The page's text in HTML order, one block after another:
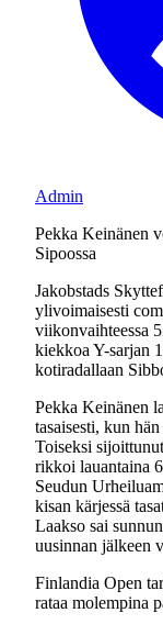
Admin
Pekka Keinänen
Sipoossa
Jakobstads
ylivoimaisesti
viikonvaihteessa
kiekkoa Y-sarjan
kotiradallaan
Pekka Keinänen
tasaisesti, kun
Toiseksi
rikkoi lauantaina
Seudun
kisan kärjessä
Laakso sai
uusinnan jälkeen
Finlandia Open
rataa molempina